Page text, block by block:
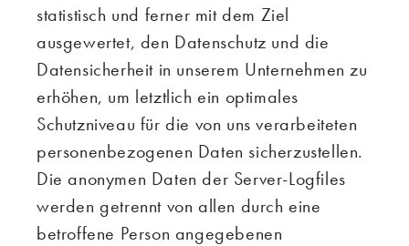
statistisch und ferner mit dem Ziel
ausgewertet, den Datenschutz und die
Datensicherheit in unserem Unternehmen zu
erhöhen, um letztlich ein optimales
Schutzniveau für die von uns verarbeiteten
personenbezogenen Daten sicherzustellen.
Die anonymen Daten der Server-Logfiles
werden getrennt von allen durch eine
betroffene Person angegebenen